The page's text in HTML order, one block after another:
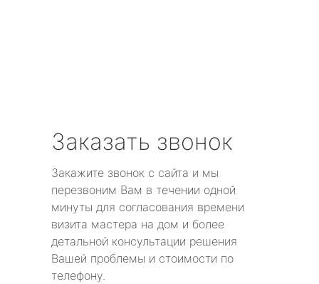
Заказать звонок
Закажите звонок с сайта и мы
перезвоним Вам в течении одной
минуты для согласования времени
визита мастера на дом и более
детальной консультации решения
Вашей проблемы и стоимости по
телефону.